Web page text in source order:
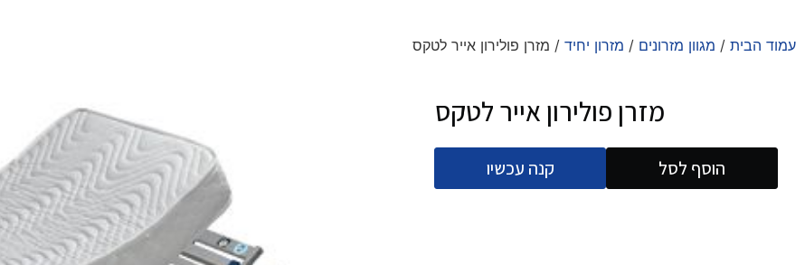
עמוד הבית / מגוון מזרונים / מזרון יחיד / מזרן פולירון אייר לטקס
מזרן פולירון אייר לטקס
הוסף לסל קנה עכשיו